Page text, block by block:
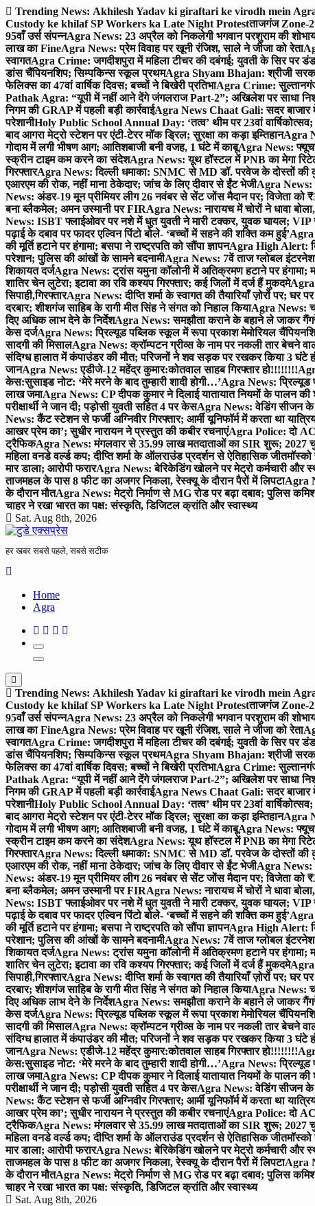
Skip
to
content
Trending News: Akhilesh Yadav ki giraftari ke virodh mein
Custody ke khilaf SP Workers ka Late Night Protestताजगंज Zone-2
95वाँ उर्स संपन्नAgra News: 23 अप्रैल को निकलेगी भगवान परशुराम की
लाख का FineAgra News: प्रेम विवाह पर खूनी रंजिश, साले ने जीजा को रेता
स्वागतAgra Crime: जगदीशपुरा में महिला टीचर की दबंगई; युवती के सिर पर
डांस चैंपियनशिप; सिम्पकिन्स स्कूल प्रथमAgra Shyam Bhajan: श्रीजी
फेलिक्स का 47वां वार्षिक दिवस; बच्चों ने बिखेरी प्रतिभाAgra Crime: सुल्तानगंज
Pathak Agra: “यूपी में नहीं आने देंगे जंगलराज Part-2”; अखिलेश पर साधा
निगम की GRAP में पहली बड़ी कार्रवाईAgra News Chaat Gali: सदर बाजार
परेशानीHoly Public School Annual Day: ‘तत्व’ थीम पर 23वां
बाद आगरा मेट्रो स्टेशन पर एंटी-टेरर मॉक ड्रिल; सुरक्षा का कड़ा इम्तिहानAgra
गोदाम में लगी भीषण आग; आतिशबाजी बनी वजह, 1 घंटे में काबूAgra News:
स्क्रीन टाइम कम करने का संदेशAgra News: यूथ हॉस्टल में PNB का मेगा
गिरफ्तारAgra News: दिल्ली धमाका: SNMC से MD डॉ. परवेज के दोस्तों की
एआरएम की रोक, नहीं माना ठेकेदार; जांच के लिए दीवार से ईंट भेजीAgra News:
News: अंडर-19 मून प्रीमियर लीग 26 नवंबर से सेंट जोंस मैदान पर; विजेता को
बना ब्लैकमेल; अमन उस्मानी पर FIRAgra News: नारायच में चोरों ने धावा
News: ISBT फ्लाईओवर पर नशे में धुत युवती ने मारी टक्कर, युवक घायल; VIP
पढ़ाई के दबाव पर फादर एल्विन पिंटो बोले- ‘बच्चों में सहने की शक्ति कम हुई’Agra
की मूर्ति हटाने पर हंगामा; बसपा ने राष्ट्रपति को सौंपा ज्ञापनAgra High Alert:
परेशान; पुलिस की आंखों के सामने बदनामीAgra News: 7वें ताज ग्लोबल
शिकायत दर्जAgra News: ट्रांस यमुना कॉलोनी में अतिक्रमण हटाने पर हंगामा;
शातिर चेन लुटेरा; इटावा का रवि कश्यप गिरफ्तार; कई जिलों में दर्ज हैं मुकदमेAgra
सिपाही,गिरफ्तारAgra News: दीप्ति शर्मा के स्वागत की तैयारियाँ ज़ोरों पर; घर
दरबार; शीशगंज साहिब के रागी मीत सिंह ने संगत को निहाल कियाAgra News:
दिए अधिक लाभ देने के निर्देशAgra News: समझौता कराने के बहाने ले जाकर
केस दर्जAgra News: प्रिल्यूड पब्लिक स्कूल में रूपा प्रकाश मेमोरियल
सादगी की मिसालAgra News: क्रॉम्पटन ग्रीव्स के नाम पर नकली तार बेचने
संदिग्ध हालात में कंपाउंडर की मौत; परिजनों ने शव सड़क पर रखकर किया 3 घंटे
जानAgra News: एडीजे-12 महेंद्र कुमार:कोतवाल साहब गिरफ्तार हो!!!!!!!!
केस:सुसाइड नोट: ‘मेरे मरने के बाद तुम्हारी शादी होगी…’Agra News: प्रिल्यूड
लाख जमाAgra News: CP दीपक कुमार ने दिलाई यातायात नियमों के पालन
परीक्षार्थी ने जान दी; पड़ोसी युवती सहित 4 पर केसAgra News: वेडिंग सीजन के
News: कैंट स्टेशन से फर्जी अग्निवीर गिरफ्तार; आर्मी यूनिफॉर्म में करता था
आखर प्रेम का’; सुधीर नारायन ने प्रस्तुत की कबीर रचनाएंAgra Police: दो
ट्रैफिकAgra News: मंगलवार से 35.99 लाख मतदाताओं का SIR शुरू; 2027
महिला वनडे वर्ल्ड कप; दीप्ति शर्मा के ऑलराउंड प्रदर्शन से ऐतिहासिक जीत
मार डाला; आरोपी फरारAgra News: बेरिकेडिंग खोलने पर मेट्रो कर्मचारी और
ताजमहल के पास 8 फीट का अजगर निकला, रेस्क्यू के दौरान पैरों में लिपटाAgra
के दौरान मौतAgra News: मेट्रो निर्माण से MG रोड पर बढ़ा दबाव; पुलिस
चाहर ने रखा भारत का पक्ष: संस्कृति, डिजिटल क्रांति और स्वास्थ्य
Sat. Aug 8th, 2026
हर खबर सबसे पहले, सबसे सटीक
Home
Agra
Trending News: Akhilesh Yadav ki giraftari ke virodh mein
Custody ke khilaf SP Workers ka Late Night Protestताजगंज Zone-2
95वाँ उर्स संपन्नAgra News: 23 अप्रैल को निकलेगी भगवान परशुराम की
लाख का FineAgra News: प्रेम विवाह पर खूनी रंजिश, साले ने जीजा को रेता
स्वागतAgra Crime: जगदीशपुरा में महिला टीचर की दबंगई; युवती के सिर पर
डांस चैंपियनशिप; सिम्पकिन्स स्कूल प्रथमAgra Shyam Bhajan: श्रीजी
फेलिक्स का 47वां वार्षिक दिवस; बच्चों ने बिखेरी प्रतिभाAgra Crime: सुल्तानगंज
Pathak Agra: “यूपी में नहीं आने देंगे जंगलराज Part-2”; अखिलेश पर साधा
निगम की GRAP में पहली बड़ी कार्रवाईAgra News Chaat Gali: सदर बाजार
परेशानीHoly Public School Annual Day: ‘तत्व’ थीम पर 23वां
बाद आगरा मेट्रो स्टेशन पर एंटी-टेरर मॉक ड्रिल; सुरक्षा का कड़ा इम्तिहानAgra
गोदाम में लगी भीषण आग; आतिशबाजी बनी वजह, 1 घंटे में काबूAgra News:
स्क्रीन टाइम कम करने का संदेशAgra News: यूथ हॉस्टल में PNB का मेगा
गिरफ्तारAgra News: दिल्ली धमाका: SNMC से MD डॉ. परवेज के दोस्तों की
एआरएम की रोक, नहीं माना ठेकेदार; जांच के लिए दीवार से ईंट भेजीAgra News:
News: अंडर-19 मून प्रीमियर लीग 26 नवंबर से सेंट जोंस मैदान पर; विजेता को
बना ब्लैकमेल; अमन उस्मानी पर FIRAgra News: नारायच में चोरों ने धावा
News: ISBT फ्लाईओवर पर नशे में धुत युवती ने मारी टक्कर, युवक घायल; VIP
पढ़ाई के दबाव पर फादर एल्विन पिंटो बोले- ‘बच्चों में सहने की शक्ति कम हुई’Agra
की मूर्ति हटाने पर हंगामा; बसपा ने राष्ट्रपति को सौंपा ज्ञापनAgra High Alert:
परेशान; पुलिस की आंखों के सामने बदनामीAgra News: 7वें ताज ग्लोबल
शिकायत दर्जAgra News: ट्रांस यमुना कॉलोनी में अतिक्रमण हटाने पर हंगामा;
शातिर चेन लुटेरा; इटावा का रवि कश्यप गिरफ्तार; कई जिलों में दर्ज हैं मुकदमेAgra
सिपाही,गिरफ्तारAgra News: दीप्ति शर्मा के स्वागत की तैयारियाँ ज़ोरों पर; घर
दरबार; शीशगंज साहिब के रागी मीत सिंह ने संगत को निहाल कियाAgra News:
दिए अधिक लाभ देने के निर्देशAgra News: समझौता कराने के बहाने ले जाकर
केस दर्जAgra News: प्रिल्यूड पब्लिक स्कूल में रूपा प्रकाश मेमोरियल
सादगी की मिसालAgra News: क्रॉम्पटन ग्रीव्स के नाम पर नकली तार बेचने
संदिग्ध हालात में कंपाउंडर की मौत; परिजनों ने शव सड़क पर रखकर किया 3 घंटे
जानAgra News: एडीजे-12 महेंद्र कुमार:कोतवाल साहब गिरफ्तार हो!!!!!!!!
केस:सुसाइड नोट: ‘मेरे मरने के बाद तुम्हारी शादी होगी…’Agra News: प्रिल्यूड
लाख जमाAgra News: CP दीपक कुमार ने दिलाई यातायात नियमों के पालन
परीक्षार्थी ने जान दी; पड़ोसी युवती सहित 4 पर केसAgra News: वेडिंग सीजन के
News: कैंट स्टेशन से फर्जी अग्निवीर गिरफ्तार; आर्मी यूनिफॉर्म में करता था
आखर प्रेम का’; सुधीर नारायन ने प्रस्तुत की कबीर रचनाएंAgra Police: दो
ट्रैफिकAgra News: मंगलवार से 35.99 लाख मतदाताओं का SIR शुरू; 2027
महिला वनडे वर्ल्ड कप; दीप्ति शर्मा के ऑलराउंड प्रदर्शन से ऐतिहासिक जीत
मार डाला; आरोपी फरारAgra News: बेरिकेडिंग खोलने पर मेट्रो कर्मचारी और
ताजमहल के पास 8 फीट का अजगर निकला, रेस्क्यू के दौरान पैरों में लिपटाAgra
के दौरान मौतAgra News: मेट्रो निर्माण से MG रोड पर बढ़ा दबाव; पुलिस
चाहर ने रखा भारत का पक्ष: संस्कृति, डिजिटल क्रांति और स्वास्थ्य
Sat. Aug 8th, 2026